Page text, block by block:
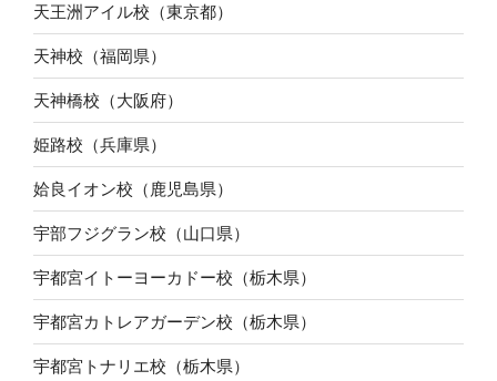
天王洲アイル校（東京都）
天神校（福岡県）
天神橋校（大阪府）
姫路校（兵庫県）
姶良イオン校（鹿児島県）
宇部フジグラン校（山口県）
宇都宮イトーヨーカドー校（栃木県）
宇都宮カトレアガーデン校（栃木県）
宇都宮トナリエ校（栃木県）